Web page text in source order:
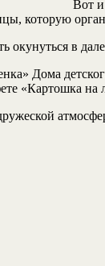
Вот
которую
окунуться в
Дома
«Картошка